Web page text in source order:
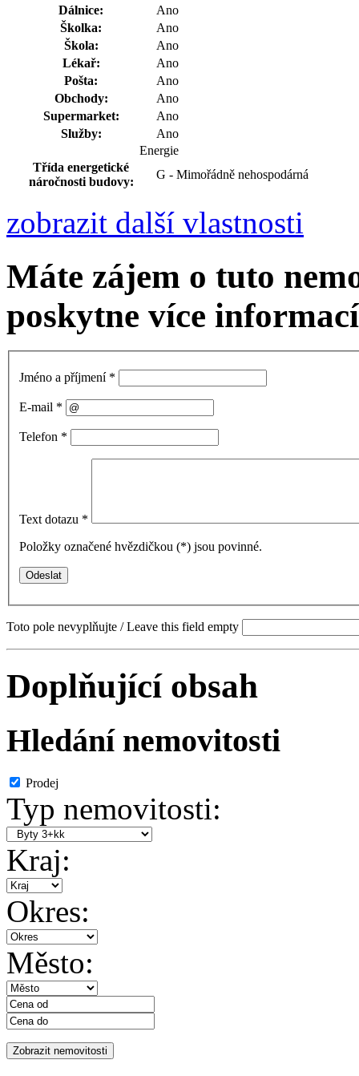
Dálnice:
Ano
Školka:
Ano
Škola:
Ano
Lékař:
Ano
Pošta:
Ano
Obchody:
Ano
Supermarket:
Ano
Služby:
Ano
Energie
Třída energetické
náročnosti budovy:
G - Mimořádně nehospodárná
zobrazit další vlastnosti
Máte zájem o tuto
poskytne více
Jméno a příjmení *
E-mail *
Telefon *
Text dotazu *
Položky označené hvězdičkou (*) jsou povinné.
Toto pole nevyplňujte / Leave this field empty
Doplňující obsah
Hledání nemovitosti
Prodej
Typ nemovitosti:
Kraj:
Okres:
Město: